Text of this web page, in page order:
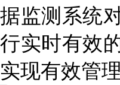
据监测系统
行实时有效
实现有效管